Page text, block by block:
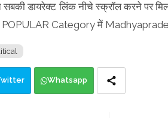
सबकी डायरेक्ट लिंक नीचे स्क्रॉल करने पर
POPULAR Category में
Whatsapp